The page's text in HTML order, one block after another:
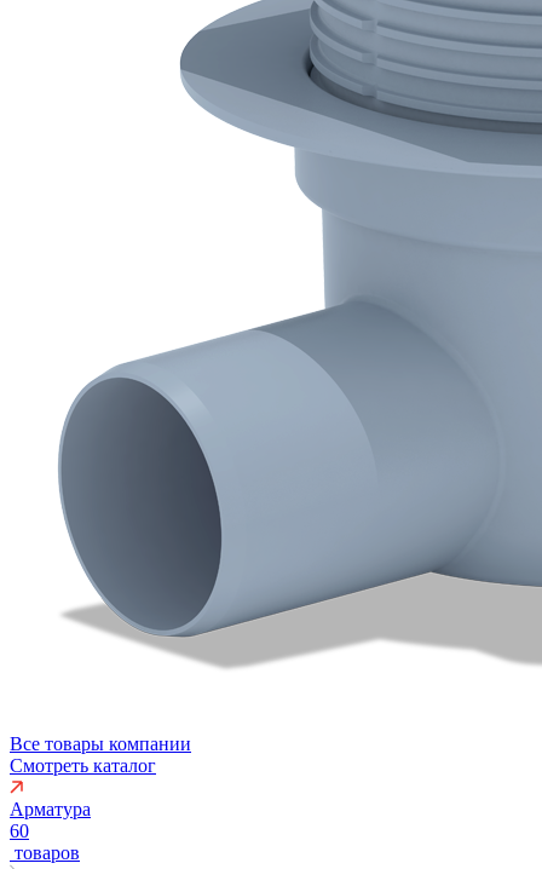
Все товары компании
Смотреть каталог
Арматура
60
товаров